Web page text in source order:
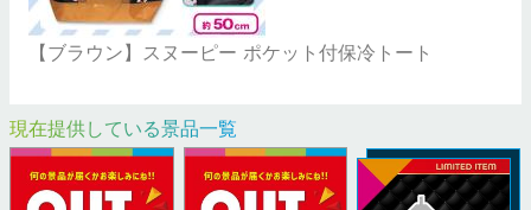
【ブラウン】スヌーピー ポケット付保冷トート
現在提供している景品一覧